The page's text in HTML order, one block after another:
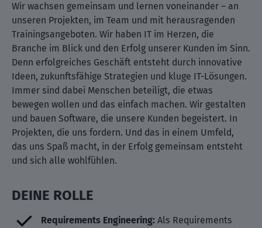
Wir wachsen gemeinsam und lernen voneinander – an
unseren Projekten, im Team und mit herausragenden
Trainingsangeboten. Wir haben IT im Herzen, die
Branche im Blick und den Erfolg unserer Kunden im Sinn.
Denn erfolgreiches Geschäft entsteht durch innovative
Ideen, zukunftsfähige Strategien und kluge IT-Lösungen.
Immer sind dabei Menschen beteiligt, die etwas
bewegen wollen und das einfach machen. Wir gestalten
und bauen Software, die unsere Kunden begeistert. In
Projekten, die uns fordern. Und das in einem Umfeld,
das uns Spaß macht, in der Erfolg gemeinsam entsteht
und sich alle wohlfühlen.
DEINE ROLLE
Requirements Engineering: Als Requirements